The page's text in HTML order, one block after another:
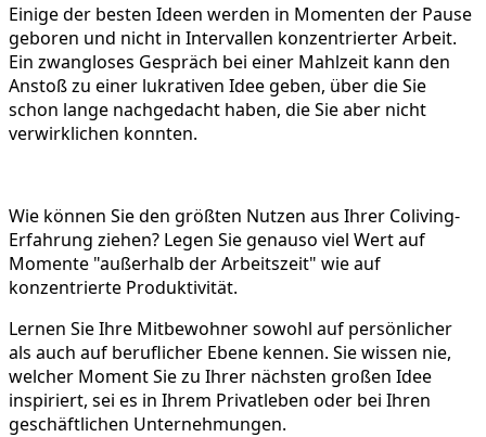
Einige der besten Ideen werden in Momenten der Pause
geboren und nicht in Intervallen konzentrierter Arbeit.
Ein zwangloses Gespräch bei einer Mahlzeit kann den
Anstoß zu einer lukrativen Idee geben, über die Sie
schon lange nachgedacht haben, die Sie aber nicht
verwirklichen konnten.
Wie können Sie den größten Nutzen aus Ihrer Coliving-
Erfahrung ziehen? Legen Sie genauso viel Wert auf
Momente "außerhalb der Arbeitszeit" wie auf
konzentrierte Produktivität.
Lernen Sie Ihre Mitbewohner sowohl auf persönlicher
als auch auf beruflicher Ebene kennen. Sie wissen nie,
welcher Moment Sie zu Ihrer nächsten großen Idee
inspiriert, sei es in Ihrem Privatleben oder bei Ihren
geschäftlichen Unternehmungen.